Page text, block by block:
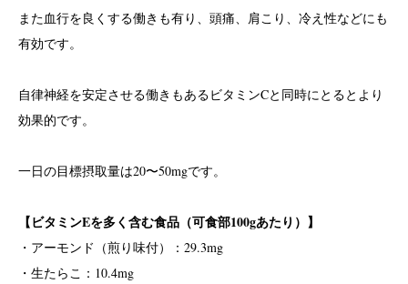
また血行を良くする働きも有り、頭痛、肩こり、冷え性などにも
有効です。
自律神経を安定させる働きもあるビタミンCと同時にとるとより
効果的です。
一日の目標摂取量は20〜50mgです。
【ビタミンEを多く含む食品（可食部100gあたり）】
・アーモンド（煎り味付）：29.3mg
・生たらこ：10.4mg